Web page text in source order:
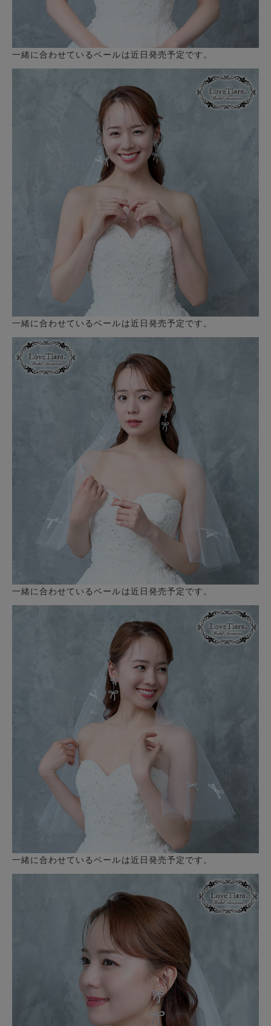
一緒に合わせているベールは近日発売予定です。
一緒に合わせているベールは近日発売予定です。
一緒に合わせているベールは近日発売予定です。
一緒に合わせているベールは近日発売予定です。